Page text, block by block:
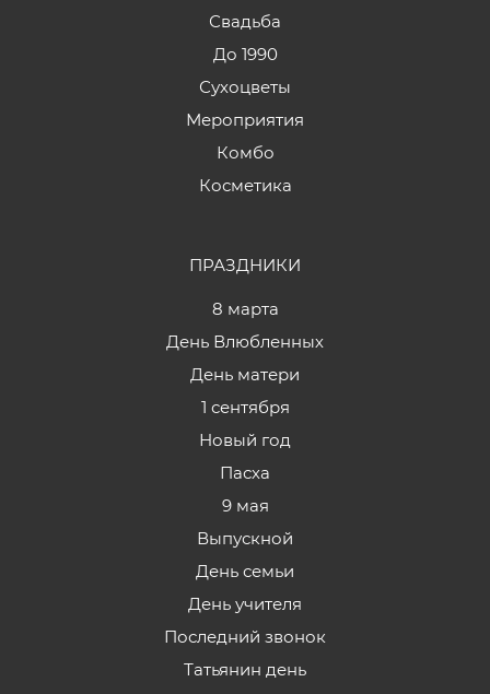
Свадьба
До 1990
Сухоцветы
Мероприятия
Комбо
Косметика
ПРАЗДНИКИ
8 марта
День Влюбленных
День матери
1 сентября
Новый год
Пасха
9 мая
Выпускной
День семьи
День учителя
Последний звонок
Татьянин день